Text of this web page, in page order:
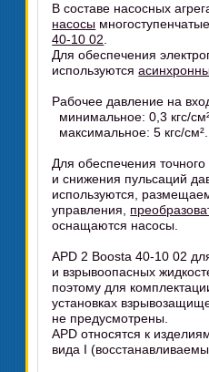
В составе насосных
насосы
40-10 02
Для обеспечения
используются
Рабочее давление на
минимальное: 0,3 кгс/
максимальное: 5 кгс/см².
Для обеспечения
и снижения пульсаций
используются,
управления,
оснащаются насосы.
APD 2 Boosta 40-10 02
и взрывоопасных
поэтому для
установках
не предусмотрены.
APD относятся к
вида I